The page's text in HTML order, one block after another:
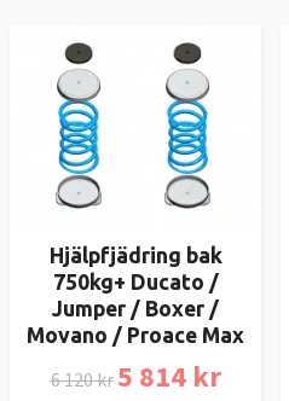
Hjälpfjädring bak
750kg+ Ducato /
Jumper / Boxer /
Movano / Proace Max
6 120 kr 5 814 kr